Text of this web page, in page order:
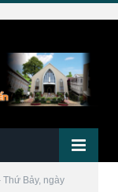
Bảy, ngày